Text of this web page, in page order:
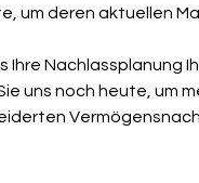
um deren aktuellen
Nachlassplanung
uns noch heute, um